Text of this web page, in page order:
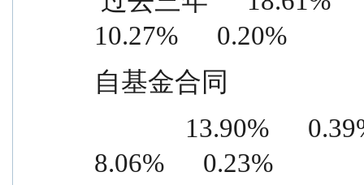
10.27%      0.20%
自基金合同
8.06%      0.23%